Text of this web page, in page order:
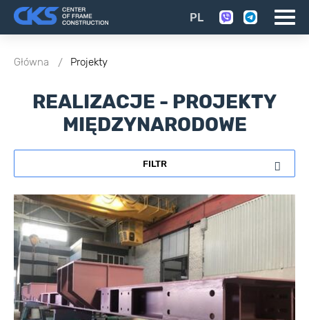
PL
Główna Projekty
REALIZACJE - PROJEKTY
MIĘDZYNARODOWE
FILTR